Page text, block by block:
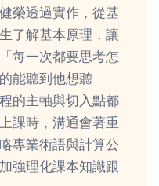
榮透過實作，從基
了解基本原理，讓
每一次都要思考怎
能聽到他想聽
的主軸與切入點都
課時，溝通會著重
專業術語與計算公
強理化課本知識跟